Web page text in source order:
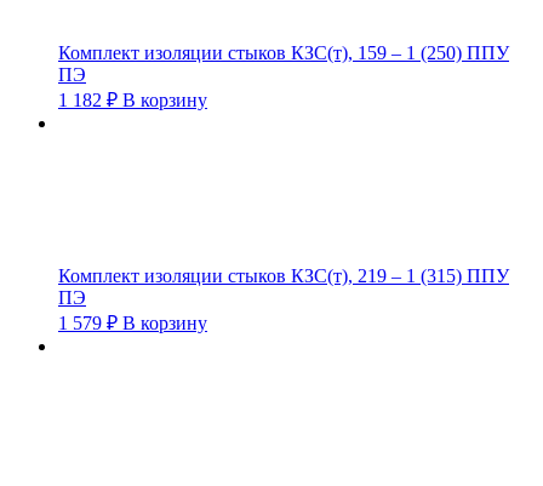
Комплект изоляции стыков КЗС(т), 159 – 1 (250) ППУ
ПЭ
1 182 ₽ В корзину
Комплект изоляции стыков КЗС(т), 219 – 1 (315) ППУ
ПЭ
1 579 ₽ В корзину